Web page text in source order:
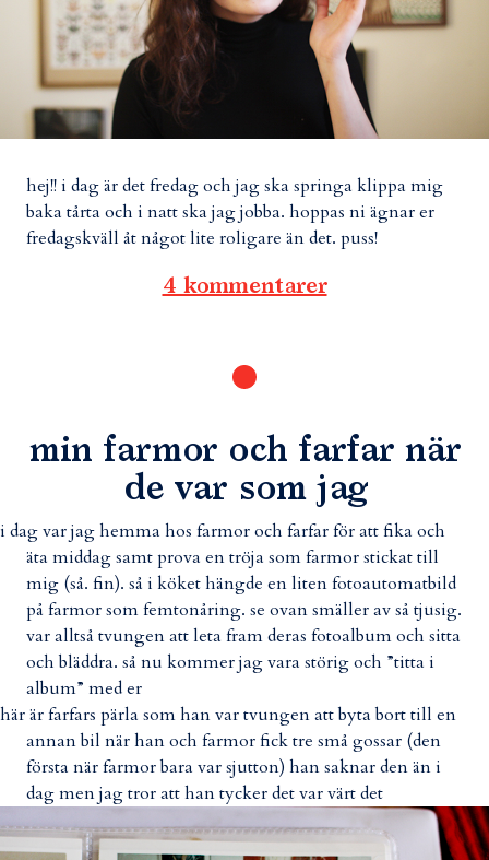
hej!! i dag är det fredag och jag ska springa klippa mig
baka tårta och i natt ska jag jobba. hoppas ni ägnar er
fredagskväll åt något lite roligare än det. puss!
4 kommentarer
min farmor och farfar när
de var som jag
i dag var jag hemma hos farmor och farfar för att fika och
äta middag samt prova en tröja som farmor stickat till
mig (så. fin). så i köket hängde en liten fotoautomatbild
på farmor som femtonåring. se ovan smäller av så tjusig.
var alltså tvungen att leta fram deras fotoalbum och sitta
och bläddra. så nu kommer jag vara störig och ”titta i
album” med er
här är farfars pärla som han var tvungen att byta bort till en
annan bil när han och farmor fick tre små gossar (den
första när farmor bara var sjutton) han saknar den än i
dag men jag tror att han tycker det var värt det